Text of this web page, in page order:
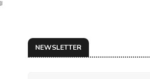
NEWSLETTER